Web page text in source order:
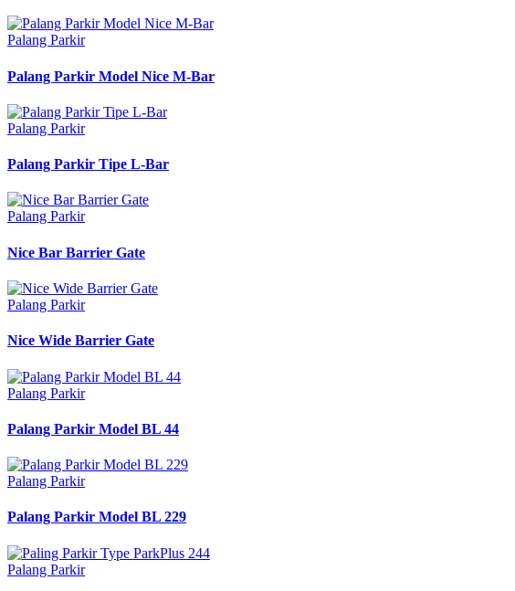
Palang Parkir
Palang Parkir Model Nice M-Bar
Palang Parkir
Palang Parkir Tipe L-Bar
Palang Parkir
Nice Bar Barrier Gate
Palang Parkir
Nice Wide Barrier Gate
Palang Parkir
Palang Parkir Model BL 44
Palang Parkir
Palang Parkir Model BL 229
Palang Parkir